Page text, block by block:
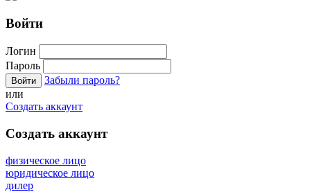
Войти
Логин
Пароль
Забыли пароль?
или
Создать аккаунт
Создать аккаунт
физическое лицо
юридическое лицо
дилер